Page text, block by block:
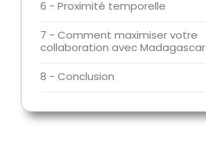
6 - Proximité temporelle
7 - Comment maximiser votre
collaboration avec Madagascar
8 - Conclusion